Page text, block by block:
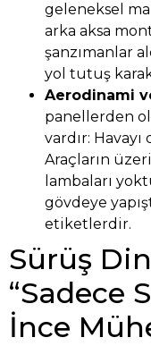
geleneksel
arka aksa
şanzımanlar
yol tutuş
Aerodinami
panellerden
vardır:
Araçların
lambaları
gövdeye
etiketlerdir.
Sürüş
“Sadece
İnce